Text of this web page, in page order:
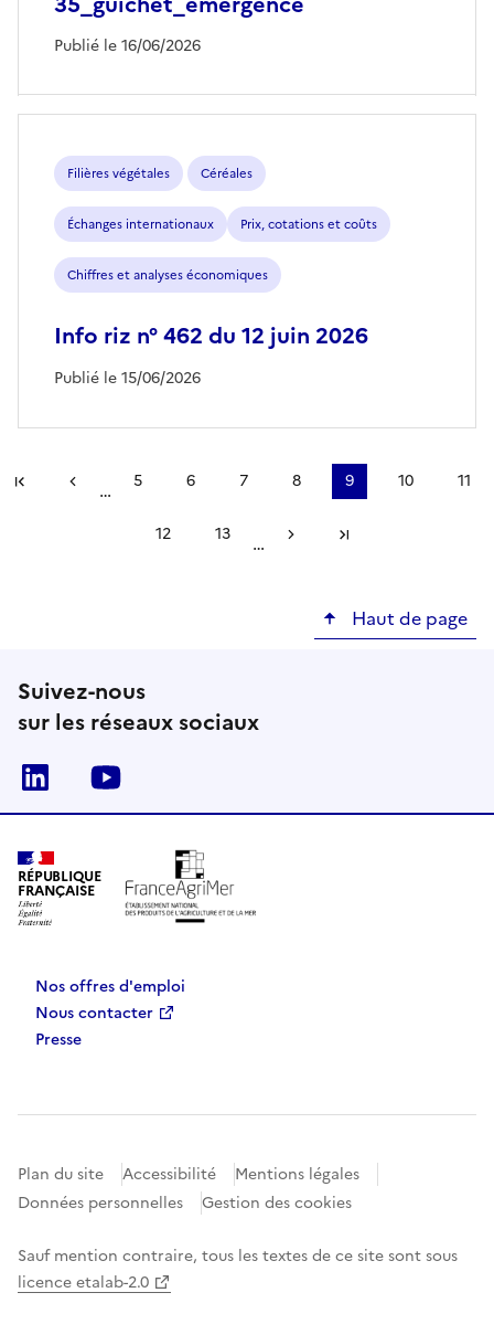
Publié le 16/06/2026
Filières végétales Céréales
Échanges internationaux Prix, cotations et coûts
Chiffres et analyses économiques
Info riz n° 462 du 12 juin 2026
Publié le 15/06/2026
Pagination
Première pagePage précédente
… Page
5
Page
6
Page
7
Page
8
Page
9
Page
10
Page
11
Page
12
Page
13 … Page suivanteDernière page
Haut de page
Suivez-nous
sur les réseaux sociaux
Linkedin
RÉPUBLIQUE
FRANÇAISE
Nos offres d'emploi
Nous contacter
Presse
Plan du site Accessibilité
Mentions légales
Données personnelles
Gestion des cookies
Sauf mention contraire, tous les textes de ce site sont sous
licence etalab-2.0